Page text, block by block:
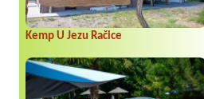
Kemp U Jezu Račice